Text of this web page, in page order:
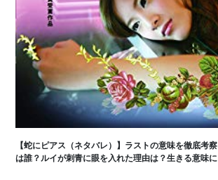
【蛇にピアス（ネタバレ）】ラストの意味を徹底考
は誰？ルイが刺青に眼を入れた理由は？生きる意味